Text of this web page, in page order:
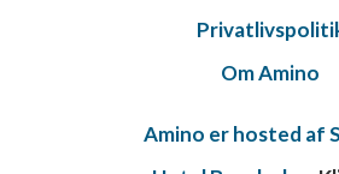
Om Amino
Amino er hosted af